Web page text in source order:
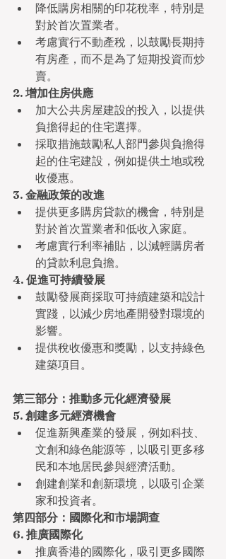
降低購房相關的印花稅率，特別是
對於首次置業者。
考慮實行不動產稅，以鼓勵長期持
有房產，而不是為了短期投資而炒
賣。
2. 增加住房供應
加大公共房屋建設的投入，以提供
負擔得起的住宅選擇。
採取措施鼓勵私人部門參與負擔得
起的住宅建設，例如提供土地或稅
收優惠。
3. 金融政策的改進
提供更多購房貸款的機會，特別是
對於首次置業者和低收入家庭。
考慮實行利率補貼，以減輕購房者
的貸款利息負擔。
4. 促進可持續發展
鼓勵發展商採取可持續建築和設計
實踐，以減少房地產開發對環境的
影響。
提供稅收優惠和獎勵，以支持綠色
建築項目。
第三部分：推動多元化經濟發展
5. 創建多元經濟機會
促進新興產業的發展，例如科技、
文創和綠色能源等，以吸引更多移
民和本地居民參與經濟活動。
創建創業和創新環境，以吸引企業
家和投資者。
第四部分：國際化和市場調查
6. 推廣國際化
推廣香港的國際化，吸引更多國際